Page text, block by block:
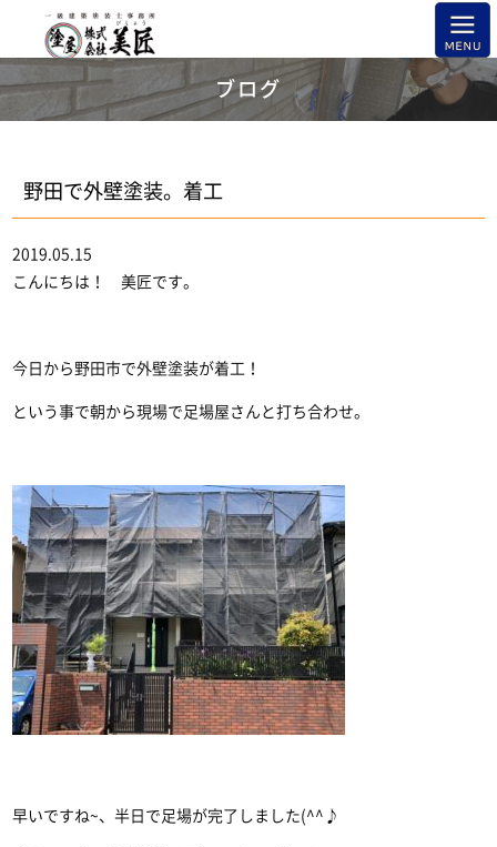
ブログ
野田で外壁塗装。着工
2019.05.15
こんにちは！ 美匠です。
今日から野田市で外壁塗装が着工！
という事で朝から現場で足場屋さんと打ち合わせ。
早いですね~、半日で足場が完了しました(^^♪